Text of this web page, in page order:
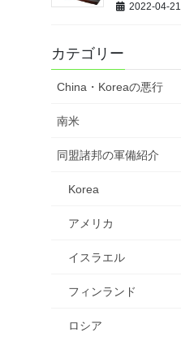
2022-04-21
カテゴリー
China・Koreaの悪行
南米
同盟諸邦の軍備紹介
Korea
アメリカ
イスラエル
フィンランド
ロシア